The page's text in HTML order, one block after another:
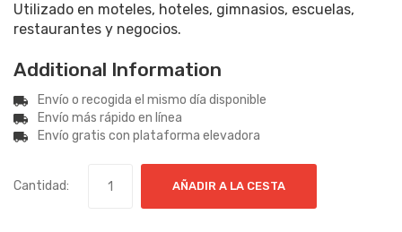
Utilizado en moteles, hoteles, gimnasios, escuelas,
restaurantes y negocios.
Additional Information
Envío o recogida el mismo día disponible
Envío más rápido en línea
Envío gratis con plataforma elevadora
Cantidad: AÑADIR A LA CESTA